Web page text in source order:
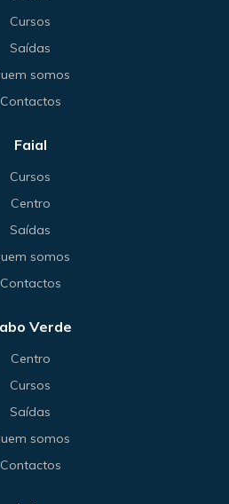
Cursos
Saídas
somos
Contactos
Faial
Cursos
Centro
Saídas
somos
Contactos
Verde
Centro
Cursos
Saídas
somos
Contactos